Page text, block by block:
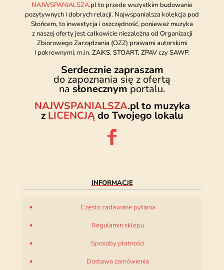
NAJWSPANIALSZA.pl to przede wszystkim budowanie
pozytywnych i dobrych relacji. Najwspanialsza kolekcja pod
Słońcem, to inwestycja i oszczędność, ponieważ muzyka
z naszej oferty jest całkowicie niezależna od Organizacji
Zbiorowego Zarządzania (OZZ) prawami autorskimi
i pokrewnymi, m.in. ZAiKS, STOART, ZPAV czy SAWP.
Serdecznie zapraszam
do zapoznania się z ofertą
na słonecznym portalu.
NAJWSPANIALSZA.pl to muzyka
z LICENCJĄdo Twojego lokalu
INFORMACJE
Często zadawane pytania
Regulamin sklepu
Sposoby płatności
Dostawa zamówienia